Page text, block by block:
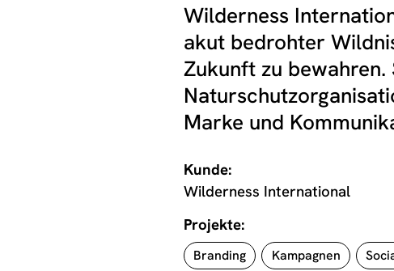
Wilderness
akut bedrohter
Zukunft zu
Marke und
Kunde:
Wilderness International
Projekte:
Branding Kampagnen